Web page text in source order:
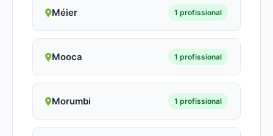
Méier 1 profissional
Mooca 1 profissional
Morumbi 1 profissional